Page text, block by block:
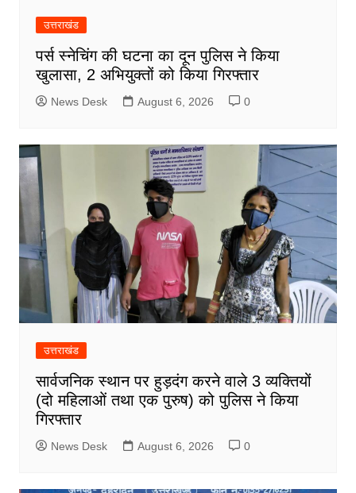
उत्तराखंड
पर्स स्नेचिंग की घटना का दून पुलिस ने किया
खुलासा, 2 अभियुक्तों को किया गिरफ्तार
News Desk August 6, 2026 0
उत्तराखंड
सार्वजनिक स्थान पर हुड़दंग करने वाले 3 व्यक्तियों
(दो महिलाओं तथा एक पुरुष) को पुलिस ने किया
गिरफ्तार
News Desk August 6, 2026 0